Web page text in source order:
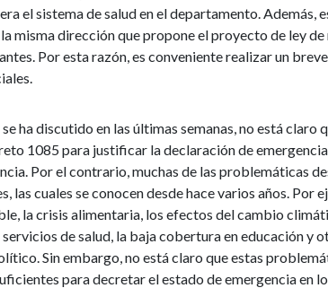
el sistema de salud en el departamento. Además,
misma dirección que propone el proyecto de ley
Por esta razón, es conveniente realizar un
ha discutido en las últimas semanas, no está claro
1085 para justificar la declaración de
Por el contrario, muchas de las problemáticas
las cuales se conocen desde hace varios años. Por
la crisis alimentaria, los efectos del cambio
de salud, la baja cobertura en educación y
Sin embargo, no está claro que estas
para decretar el estado de emergencia en